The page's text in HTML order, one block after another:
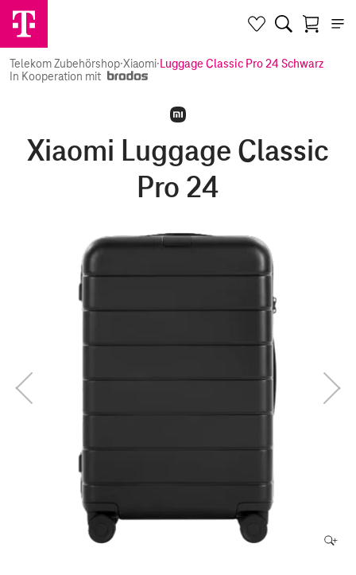
Telekom Zubehörshop·Xiaomi·Luggage Classic Pro 24 Schwarz
In Kooperation mit
Xiaomi Luggage Classic
Pro 24